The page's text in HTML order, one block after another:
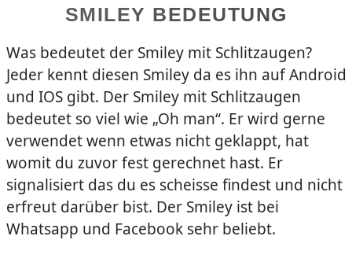
SMILEY BEDEUTUNG
Was bedeutet der Smiley mit Schlitzaugen?
Jeder kennt diesen Smiley da es ihn auf Android
und IOS gibt. Der Smiley mit Schlitzaugen
bedeutet so viel wie „Oh man“. Er wird gerne
verwendet wenn etwas nicht geklappt, hat
womit du zuvor fest gerechnet hast. Er
signalisiert das du es scheisse findest und nicht
erfreut darüber bist. Der Smiley ist bei
Whatsapp und Facebook sehr beliebt.